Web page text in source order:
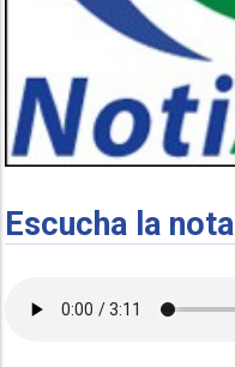
Escucha la nota